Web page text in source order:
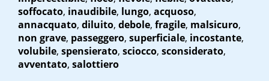
soffocato, inaudibile, lungo, acquoso,
annacquato, diluito, debole, fragile, malsicuro,
non grave, passeggero, superficiale, incostante,
volubile, spensierato, sciocco, sconsiderato,
avventato, salottiero